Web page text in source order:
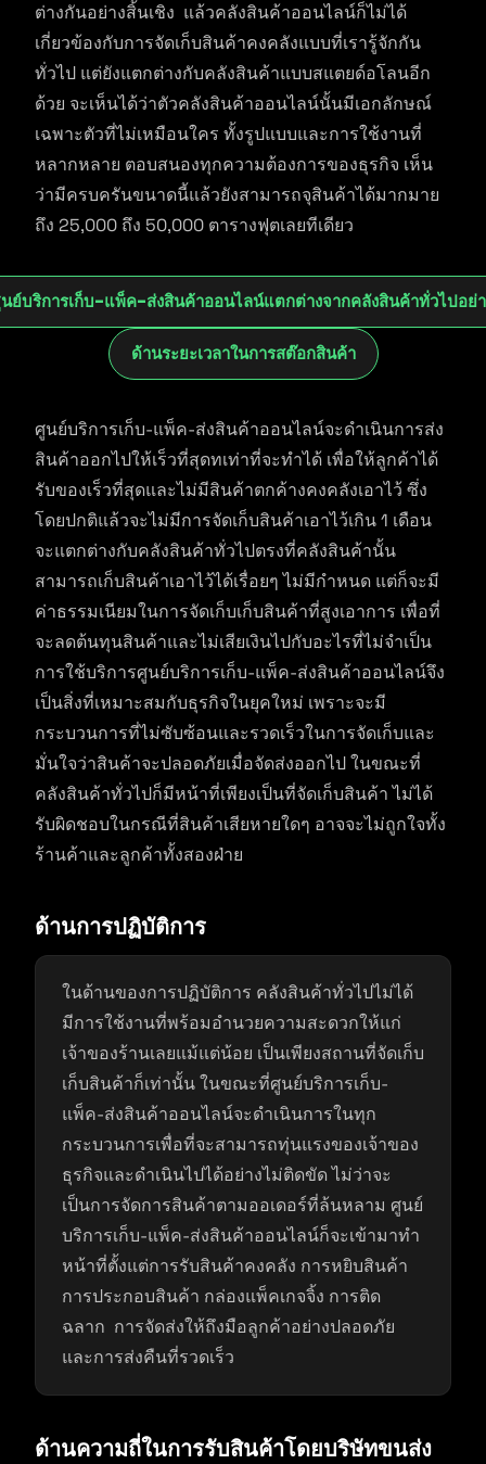
ต่างกันอย่างสิ้นเชิง แล้วคลังสินค้าออนไลน์ก็ไม่ได้
เกี่ยวข้องกับการจัดเก็บสินค้าคงคลังแบบที่เรารู้จักกัน
ทั่วไป แต่ยังแตกต่างกับคลังสินค้าแบบสแตยด์อโลนอีก
ด้วย จะเห็นได้ว่าตัวคลังสินค้าออนไลน์นั้นมีเอกลักษณ์
เฉพาะตัวที่ไม่เหมือนใคร ทั้งรูปแบบและการใช้งานที่
หลากหลาย ตอบสนองทุกความต้องการของธุรกิจ เห็น
ว่ามีครบครันขนาดนี้แล้วยังสามารถจุสินค้าได้มากมาย
ถึง 25,000 ถึง 50,000 ตารางฟุตเลยทีเดียว
ย์บริการเก็บ-แพ็ค-ส่งสินค้าออนไลน์แตกต่างจากคลังสินค้าทั่วไปอย่า
ด้านระยะเวลาในการสต๊อกสินค้า
ศูนย์บริการเก็บ-แพ็ค-ส่งสินค้าออนไลน์จะดำเนินการส่ง
สินค้าออกไปให้เร็วที่สุดทเท่าที่จะทำได้ เพื่อให้ลูกค้าได้
รับของเร็วที่สุดและไม่มีสินค้าตกค้างคงคลังเอาไว้ ซึ่ง
โดยปกติแล้วจะไม่มีการจัดเก็บสินค้าเอาไว้เกิน 1 เดือน
จะแตกต่างกับคลังสินค้าทั่วไปตรงที่คลังสินค้านั้น
สามารถเก็บสินค้าเอาไว้ได้เรื่อยๆ ไม่มีกำหนด แต่ก็จะมี
ค่าธรรมเนียมในการจัดเก็บเก็บสินค้าที่สูงเอาการ เพื่อที่
จะลดต้นทุนสินค้าและไม่เสียเงินไปกับอะไรที่ไม่จำเป็น
การใช้บริการศูนย์บริการเก็บ-แพ็ค-ส่งสินค้าออนไลน์จึง
เป็นสิ่งที่เหมาะสมกับธุรกิจในยุคใหม่ เพราะจะมี
กระบวนการที่ไม่ซับซ้อนและรวดเร็วในการจัดเก็บและ
มั่นใจว่าสินค้าจะปลอดภัยเมื่อจัดส่งออกไป ในขณะที่
คลังสินค้าทั่วไปก็มีหน้าที่เพียงเป็นที่จัดเก็บสินค้า ไม่ได้
รับผิดชอบในกรณีที่สินค้าเสียหายใดๆ อาจจะไม่ถูกใจทั้ง
ร้านค้าและลูกค้าทั้งสองฝ่าย
ด้านการปฏิบัติการ
ในด้านของการปฏิบัติการ คลังสินค้าทั่วไปไม่ได้
มีการใช้งานที่พร้อมอำนวยความสะดวกให้แก่
เจ้าของร้านเลยแม้แต่น้อย เป็นเพียงสถานที่จัดเก็บ
เก็บสินค้าก็เท่านั้น ในขณะที่ศูนย์บริการเก็บ-
แพ็ค-ส่งสินค้าออนไลน์จะดำเนินการในทุก
กระบวนการเพื่อที่จะสามารถทุ่นแรงของเจ้าของ
ธุรกิจและดำเนินไปได้อย่างไม่ติดขัด ไม่ว่าจะ
เป็นการจัดการสินค้าตามออเดอร์ที่ล้นหลาม ศูนย์
บริการเก็บ-แพ็ค-ส่งสินค้าออนไลน์ก็จะเข้ามาทำ
หน้าที่ตั้งแต่การรับสินค้าคงคลัง การหยิบสินค้า
การประกอบสินค้า กล่องแพ็คเกจจิ้ง การติด
ฉลาก การจัดส่งให้ถึงมือลูกค้าอย่างปลอดภัย
และการส่งคืนที่รวดเร็ว
ด้านความถี่ในการรับสินค้าโดยบริษัทขนส่ง